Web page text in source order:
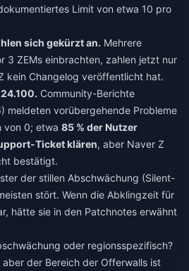
Limit von etwa 10 pro
sich gekürzt an. Mehrere
3 ZEMs einbrachten, zahlen jetzt nur
kein Changelog veröffentlicht hat.
Community-Berichte
meldeten vorübergehende Probleme
von 0; etwa 85 % der Nutzer
Ticket klären, aber Naver Z
bestätigt.
der stillen Abschwächung (Silent-
stört. Wenn die Abklingzeit für
hätte sie in den Patchnotes erwähnt
oder regionsspezifisch?
der Bereich der Offerwalls ist